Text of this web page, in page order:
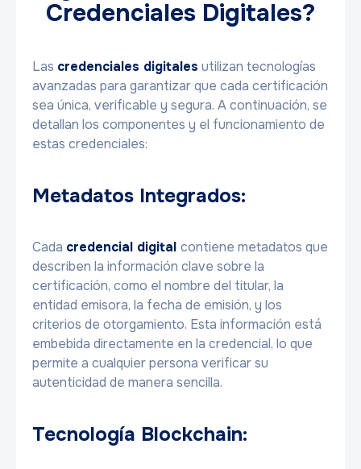
Credenciales Digitales?
Las credenciales digitales utilizan tecnologías
avanzadas para garantizar que cada certificación
sea única, verificable y segura. A continuación, se
detallan los componentes y el funcionamiento de
estas credenciales:
Metadatos Integrados:
Cada credencial digital contiene metadatos que
describen la información clave sobre la
certificación, como el nombre del titular, la
entidad emisora, la fecha de emisión, y los
criterios de otorgamiento. Esta información está
embebida directamente en la credencial, lo que
permite a cualquier persona verificar su
autenticidad de manera sencilla.
Tecnología Blockchain: